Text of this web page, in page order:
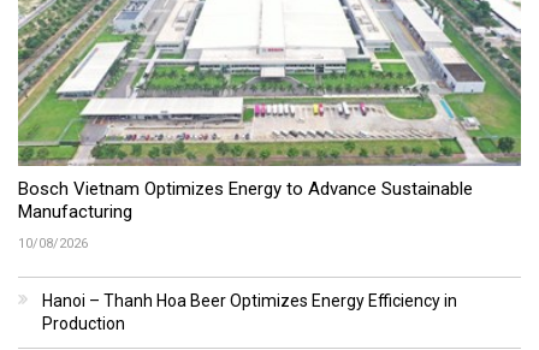
Bosch Vietnam Optimizes Energy to Advance Sustainable
Manufacturing
10/08/2026
Hanoi – Thanh Hoa Beer Optimizes Energy Efficiency in
Production